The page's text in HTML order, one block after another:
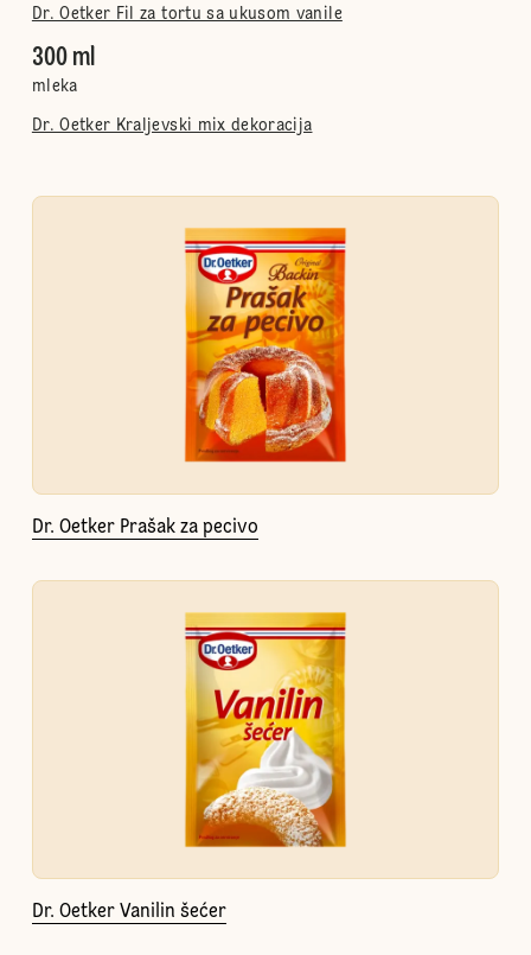
Dr. Oetker Fil za tortu sa ukusom vanile
300 ml
mleka
Dr. Oetker Kraljevski mix dekoracija
Dr. Oetker Prašak za pecivo
Dr. Oetker Vanilin šećer